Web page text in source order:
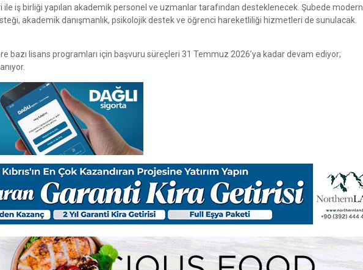
ile iş birliği yapılan akademik personel ve uzmanlar tarafından desteklenecek. Şubede modern
akademik danışmanlık, psikolojik destek ve öğrenci hareketliliği hizmetleri de sunulacak.
bazı lisans programları için başvuru süreçleri 31 Temmuz 2026’ya kadar devam ediyor;